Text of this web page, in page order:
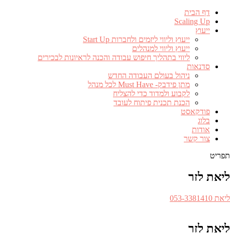
דף הבית
Scaling Up
ייעוץ
ייעוץ וליווי ליזמים ולחברות Start Up
ייעוץ וליווי למנהלים
ליווי בתהליך חיפוש עבודה והכנה לראיונות לבכירים
סדנאות
ניהול בעולם העבודה החדש
מתן פידבק- Must Have לכל מנהל
לקבוע ולמדוד כדי להצליח
הכנת תכנית פיתוח לעובד
פודקאסט
בלוג
אודות
צור קשר
תפריט
ליאת לזר
מספר
ליאת 053-3381410​
ליאת לזר